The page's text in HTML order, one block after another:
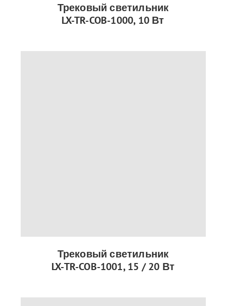
Трековый светильник
LX-TR-COB-1000, 10 Вт
Трековый светильник
LX-TR-COB-1001, 15 / 20 Вт